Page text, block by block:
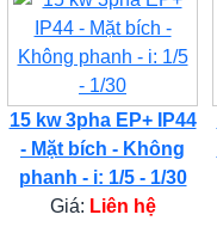
15 kw 3pha EP+ IP44
- Mặt bích - Không
phanh - i: 1/5 - 1/30
Giá: Liên hệ